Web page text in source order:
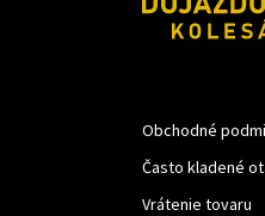
Obchodné
Často kladené
Vrátenie tovaru